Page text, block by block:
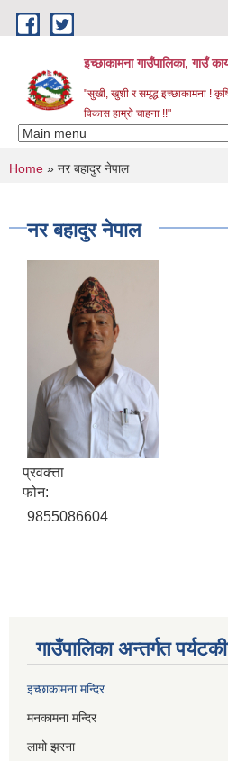
Skip to main content
इच्छाकामना गाउँपालिका, गाउँ
"सुखी, खुशी र समृद्ध इच्छाकामना !
विकास हाम्रो चाहना !!"
You are here
Home » नर बहादुर नेपाल
नर बहादुर नेपाल
प्रवक्त्ता
फोन:
9855086604
गाउँपालिका अन्तर्गत
इच्छाकामना मन्दिर
मनकामना मन्दिर
लामो झरना